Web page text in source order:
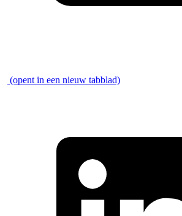
(opent in een nieuw tabblad)